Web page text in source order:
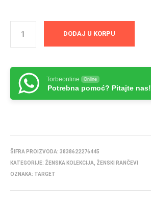
DODAJ U KORPU
Torbeonline Online
Potrebna pomoć? Pitajte nas!
ŠIFRA PROIZVODA: 3838622276445
KATEGORIJE: ŽENSKA KOLEKCIJA
ŽENSKI RANČEVI
OZNAKA: TARGET